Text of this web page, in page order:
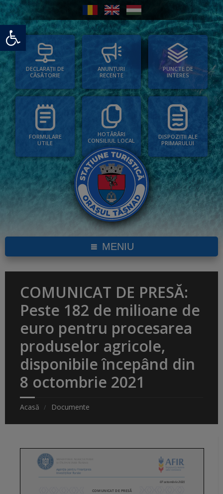
Deschide bara de unelte
DECLARAȚII DE
CĂSĂTORIE
ANUNȚURI
RECENTE
PUNCTE DE
INTERES
FORMULARE
UTILE
HOTĂRÂRI
CONSILIUL LOCAL
DISPOZIȚII ALE
PRIMARULUI
MENIU
COMUNICAT DE PRESĂ:
Peste 182 de milioane de
euro pentru procesarea
produselor agricole,
disponibile începând din
8 octombrie 2021
Acasă Documente